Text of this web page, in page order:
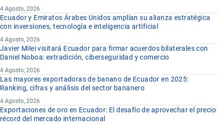
4 Agosto, 2026
Ecuador y Emiratos Árabes Unidos amplían su alianza estratégica
con inversiones, tecnología e inteligencia artificial
4 Agosto, 2026
Javier Milei visitará Ecuador para firmar acuerdos bilaterales con
Daniel Noboa: extradición, ciberseguridad y comercio
4 Agosto, 2026
Las mayores exportadoras de banano de Ecuador en 2025:
Ranking, cifras y análisis del sector bananero
4 Agosto, 2026
Exportaciones de oro en Ecuador: El desafío de aprovechar el precio
récord del mercado internacional